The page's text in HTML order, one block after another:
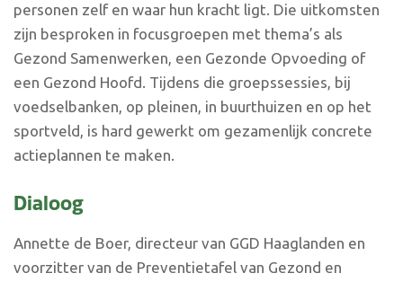
personen zelf en waar hun kracht ligt. Die uitkomsten
zijn besproken in focusgroepen met thema’s als
Gezond Samenwerken, een Gezonde Opvoeding of
een Gezond Hoofd. Tijdens die groepssessies, bij
voedselbanken, op pleinen, in buurthuizen en op het
sportveld, is hard gewerkt om gezamenlijk concrete
actieplannen te maken.
Dialoog
Annette de Boer, directeur van GGD Haaglanden en
voorzitter van de Preventietafel van Gezond en